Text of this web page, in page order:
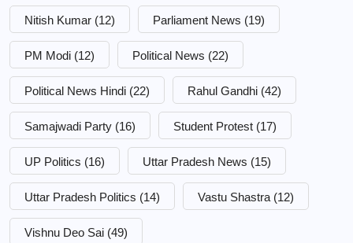
Nitish Kumar (12) Parliament News (19)
PM Modi (12) Political News (22)
Political News Hindi (22) Rahul Gandhi (42)
Samajwadi Party (16) Student Protest (17)
UP Politics (16) Uttar Pradesh News (15)
Uttar Pradesh Politics (14) Vastu Shastra (12)
Vishnu Deo Sai (49)